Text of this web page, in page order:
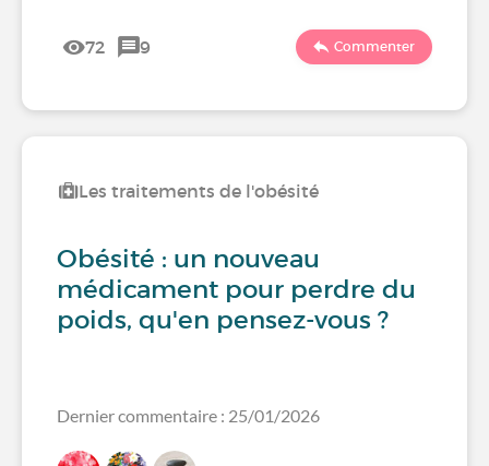
72 9 Commenter
Les traitements de l'obésité
Obésité : un nouveau
médicament pour perdre du
poids, qu'en pensez-vous ?
Dernier commentaire : 25/01/2026